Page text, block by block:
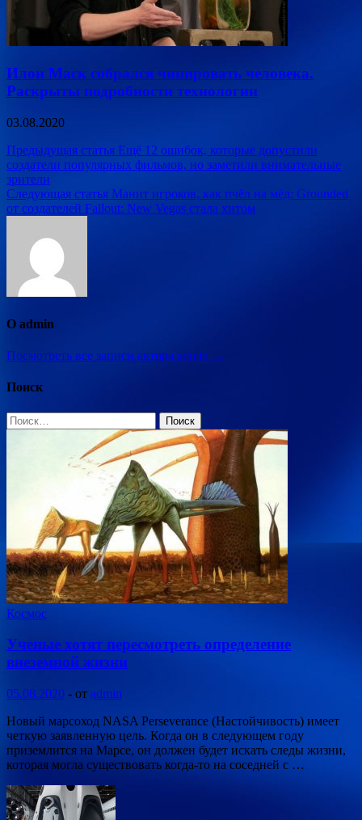
Илон Маск собрался чипировать человека.
Раскрыты подробности технологии
03.08.2020
Навигация
по
записям
Предыдущая статья Ещё 12 ошибок, которые допустили
создатели популярных фильмов, но заметили внимательные
зрители
Следующая статья Манит игроков, как пчёл на мёд: Grounded
от создателей Fallout: New Vegas стала хитом
О admin
Посмотреть все записи автора admin →
Поиск
Найти:
Космос
Ученые хотят пересмотреть определение
внеземной жизни
05.08.2020 - от admin
Новый марсоход NASA Perseverance (Настойчивость) имеет
четкую заявленную цель. Когда он в следующем году
приземлится на Марсе, он должен будет искать следы жизни,
которая могла существовать когда-то на соседней с …